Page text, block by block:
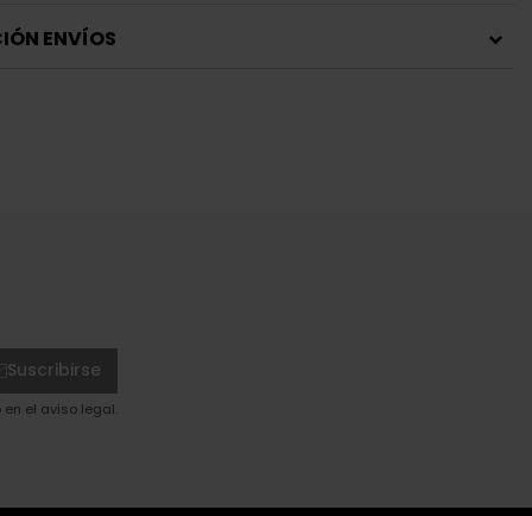
ENVÍOS
Suscribirse
el aviso legal.